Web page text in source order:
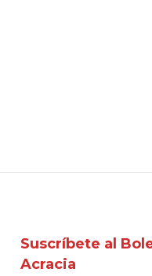
Suscríbete al
Acracia